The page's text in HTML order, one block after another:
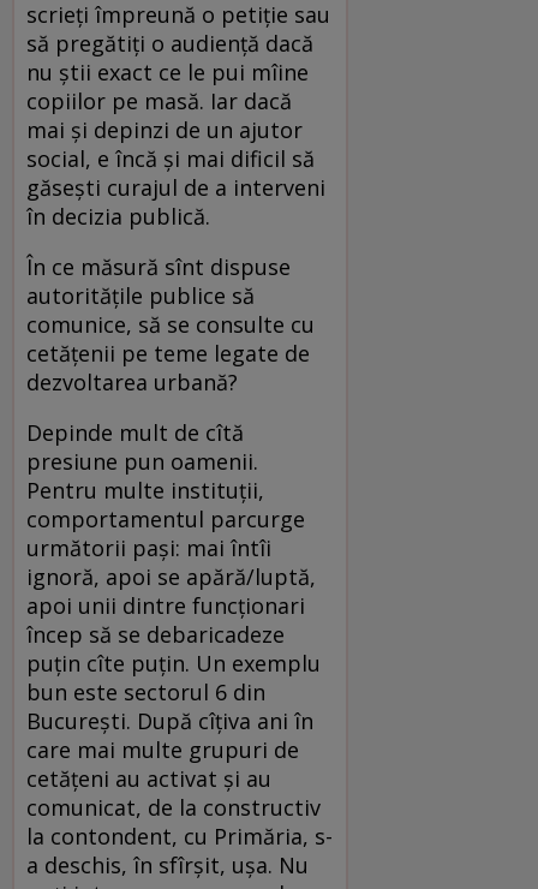
scrieţi împreună o petiţie sau
să pregătiţi o audienţă dacă
nu ştii exact ce le pui mîine
copiilor pe masă. Iar dacă
mai şi depinzi de un ajutor
social, e încă şi mai dificil să
găseşti curajul de a interveni
în decizia publică.
În ce măsură sînt dispuse
autorităţile publice să
comunice, să se consulte cu
cetăţenii pe teme legate de
dezvoltarea urbană?
Depinde mult de cîtă
presiune pun oamenii.
Pentru multe instituţii,
comportamentul parcurge
următorii paşi: mai în­tîi
ignoră, apoi se apără/luptă,
apoi unii dintre funcţionari
încep să se debaricadeze
puţin cîte puţin. Un exemplu
bun este sectorul 6 din
Bucureşti. După cîţiva ani în
care mai multe grupuri de
cetăţeni au activat şi au
comunicat, de la constructiv
la contondent, cu Primăria, s-
a deschis, în sfîrşit, uşa. Nu